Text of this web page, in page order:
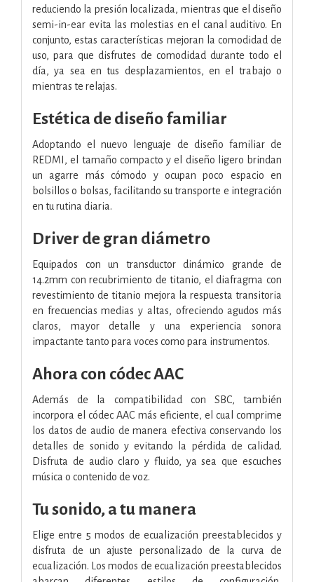
reduciendo la presión localizada, mientras que el diseño
semi-in-ear evita las molestias en el canal auditivo. En
conjunto, estas características mejoran la comodidad de
uso, para que disfrutes de comodidad durante todo el
día, ya sea en tus desplazamientos, en el trabajo o
mientras te relajas.
Estética de diseño familiar
Adoptando el nuevo lenguaje de diseño familiar de
REDMI, el tamaño compacto y el diseño ligero brindan
un agarre más cómodo y ocupan poco espacio en
bolsillos o bolsas, facilitando su transporte e integración
en tu rutina diaria.
Driver de gran diámetro
Equipados con un transductor dinámico grande de
14.2mm con recubrimiento de titanio, el diafragma con
revestimiento de titanio mejora la respuesta transitoria
en frecuencias medias y altas, ofreciendo agudos más
claros, mayor detalle y una experiencia sonora
impactante tanto para voces como para instrumentos.
Ahora con códec AAC
Además de la compatibilidad con SBC, también
incorpora el códec AAC más eficiente, el cual comprime
los datos de audio de manera efectiva conservando los
detalles de sonido y evitando la pérdida de calidad.
Disfruta de audio claro y fluido, ya sea que escuches
música o contenido de voz.
Tu sonido, a tu manera
Elige entre 5 modos de ecualización preestablecidos y
disfruta de un ajuste personalizado de la curva de
ecualización. Los modos de ecualización preestablecidos